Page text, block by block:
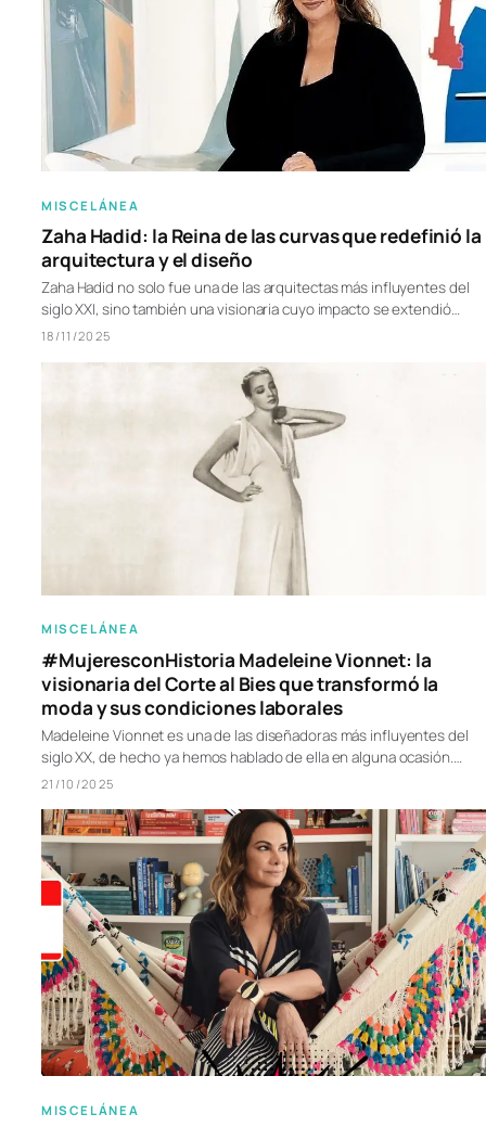
MISCELÁNEA
Zaha Hadid: la Reina de las curvas que redefinió la
arquitectura y el diseño
Zaha Hadid no solo fue una de las arquitectas más influyentes del
siglo XXI, sino también una visionaria cuyo impacto se extendió…
18/11/2025
MISCELÁNEA
#MujeresconHistoria Madeleine Vionnet: la
visionaria del Corte al Bies que transformó la
moda y sus condiciones laborales
Madeleine Vionnet es una de las diseñadoras más influyentes del
siglo XX, de hecho ya hemos hablado de ella en alguna ocasión.…
21/10/2025
MISCELÁNEA